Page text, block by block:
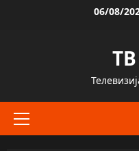
06/08/
Primary